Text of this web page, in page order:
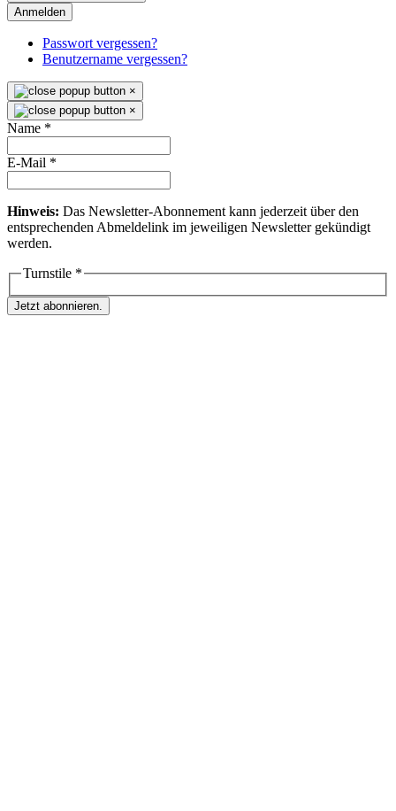
Anmelden
Passwort vergessen?
Benutzername vergessen?
×
×
Name *
E-Mail *
Hinweis: Das Newsletter-Abonnement kann jederzeit über den
entsprechenden Abmeldelink im jeweiligen Newsletter gekündigt
werden.
Turnstile *
Jetzt abonnieren.